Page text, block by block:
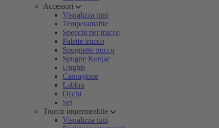
Accessori
Visualizza tutti
Temperamatite
Specchi per trucco
Palette trucco
Spugnette trucco
Spugne Konjac
Unghie
Carnagione
Labbra
Occhi
Set
Trucco impermeabile
Visualizza tutti